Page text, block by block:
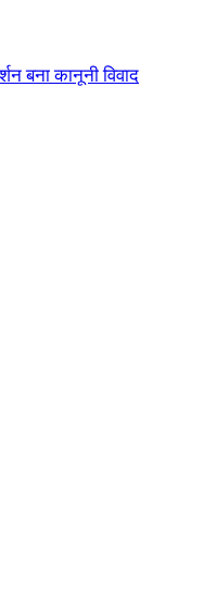
बना कानूनी विवाद